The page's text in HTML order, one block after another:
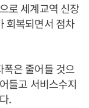
로 세계교역 신장
회복되면서 점차
은 줄어들 것으
들고 서비스수지
.